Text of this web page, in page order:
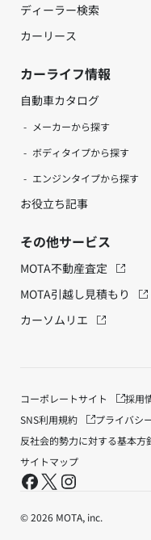
ディーラー検索
カーリース
カーライフ情報
自動車カタログ
メーカーから探す
ボディタイプから探す
エンジンタイプから探す
お役立ち記事
その他サービス
MOTA不動産査定
MOTA引越し見積もり
カーソムリエ
コーポレートサイト 採用
SNS利用規約
プライバシ
反社会的勢力に対する基本方
サイトマップ
© 2026 MOTA, inc.